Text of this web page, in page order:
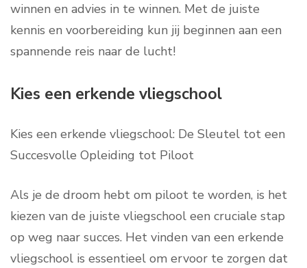
winnen en advies in te winnen. Met de juiste
kennis en voorbereiding kun jij beginnen aan een
spannende reis naar de lucht!
Kies een erkende vliegschool
Kies een erkende vliegschool: De Sleutel tot een
Succesvolle Opleiding tot Piloot
Als je de droom hebt om piloot te worden, is het
kiezen van de juiste vliegschool een cruciale stap
op weg naar succes. Het vinden van een erkende
vliegschool is essentieel om ervoor te zorgen dat